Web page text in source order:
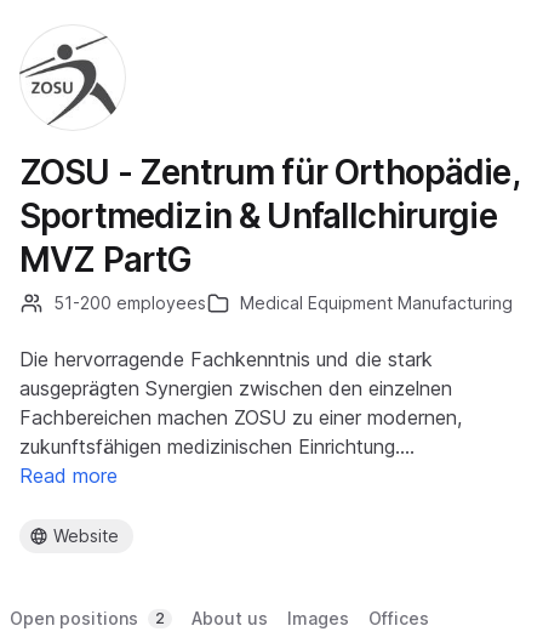
ZOSU - Zentrum für Orthopädie,
Sportmedizin & Unfallchirurgie
MVZ PartG
51-200 employees Medical Equipment Manufacturing
Die hervorragende Fachkenntnis und die stark
ausgeprägten Synergien zwischen den einzelnen
Fachbereichen machen ZOSU zu einer modernen,
zukunftsfähigen medizinischen Einrichtung.…
Read more
Website
Open positions 2 About us Images Offices